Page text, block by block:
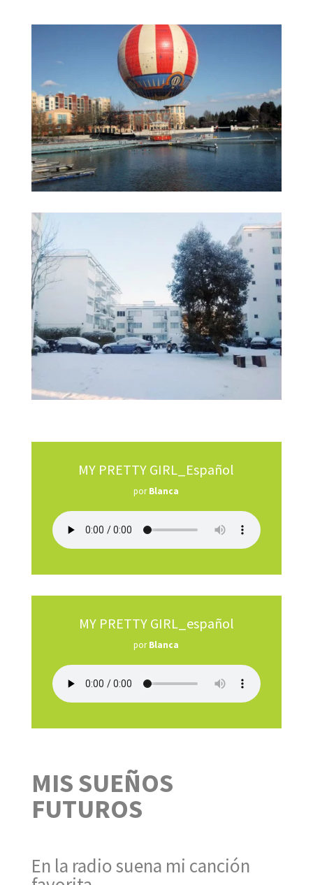
MY PRETTY GIRL_Español
porBlanca
MY PRETTY GIRL_español
porBlanca
MIS SUEÑOS
FUTUROS
En la radio suena mi canción